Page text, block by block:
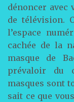
dénoncer avec
de télévision.
l’espace
cachée de la
masque de
prévaloir du
masques sont
sait ce que